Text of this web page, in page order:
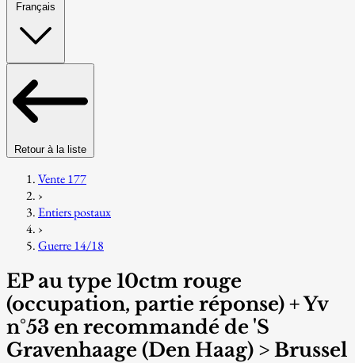
Français
Retour à la liste
Vente 177
›
Entiers postaux
›
Guerre 14/18
EP au type 10ctm rouge
(occupation, partie réponse) + Yv
n°53 en recommandé de 'S
Gravenhaage (Den Haag) > Brussel